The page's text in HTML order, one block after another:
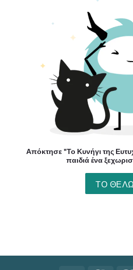
Απόκτησε "Το Κυνήγι της
παιδιά ένα
ΤΟ ΘΈΛΩ